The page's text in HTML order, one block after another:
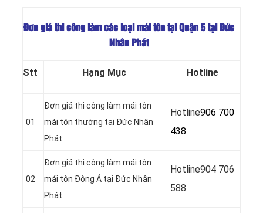
Đơn giá thi công làm các loại mái tôn tại Quận 5 tại Đức
Nhân Phát
Stt Hạng Mục Hotline
01
Đơn giá thi công làm mái tôn
mái tôn thường tại Đức Nhân
Phát
Hotline906 700
438
02
Đơn giá thi công làm mái tôn
mái tôn Đông Á tại Đức Nhân
Phát
Hotline904 706
588